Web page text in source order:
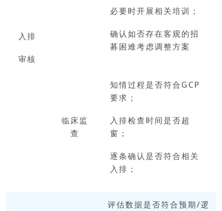
入排
审核
必要时开展相关培训；
确认如否存在客观的招
募困难考虑调整方案
临床监
查
知情过程是否符合GCP
要求；
入排检查时间是否超
窗；
逐条确认是否符合相关
入排；
评估数据是否符合预期/逻